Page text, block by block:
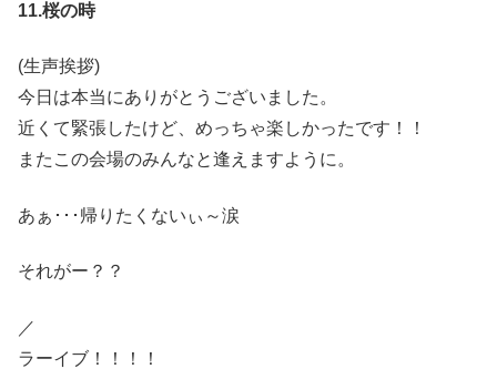
11.桜の時
(生声挨拶)
今日は本当にありがとうございました。
近くて緊張したけど、めっちゃ楽しかったです！！
またこの会場のみんなと逢えますように。
あぁ･･･帰りたくないぃ～涙
それがー？？
／
ラーイブ！！！！